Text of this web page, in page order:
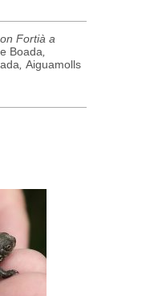
Fortià a
Boada
Aiguamolls